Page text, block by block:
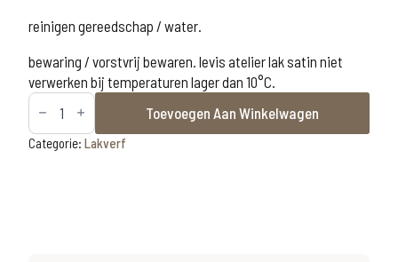
reinigen gereedschap / water.
bewaring / vorstvrij bewaren. levis atelier lak satin niet
verwerken bij temperaturen lager dan 10°C.
Levis
Atelier
lak
satin
Toevoegen Aan Winkelwagen
Categorie: Lakverf